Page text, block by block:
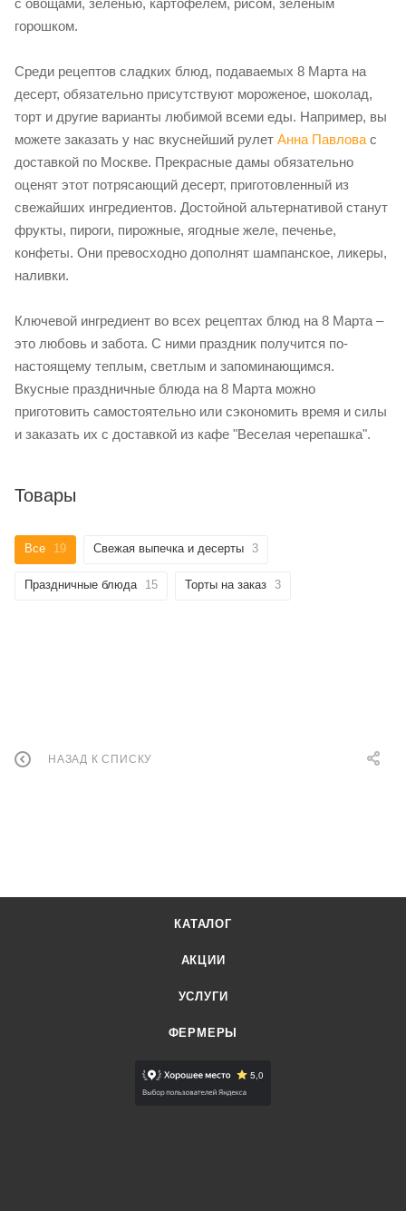
с овощами, зеленью, картофелем, рисом, зеленым
горошком.
Среди рецептов сладких блюд, подаваемых 8 Марта на
десерт, обязательно присутствуют мороженое, шоколад,
торт и другие варианты любимой всеми еды. Например, вы
можете заказать у нас вкуснейший рулет Анна Павлова с
доставкой по Москве. Прекрасные дамы обязательно
оценят этот потрясающий десерт, приготовленный из
свежайших ингредиентов. Достойной альтернативой станут
фрукты, пироги, пирожные, ягодные желе, печенье,
конфеты. Они превосходно дополнят шампанское, ликеры,
наливки.
Ключевой ингредиент во всех рецептах блюд на 8 Марта –
это любовь и забота. С ними праздник получится по-
настоящему теплым, светлым и запоминающимся.
Вкусные праздничные блюда на 8 Марта можно
приготовить самостоятельно или сэкономить время и силы
и заказать их с доставкой из кафе "Веселая черепашка".
Товары
Все 19 Свежая выпечка и десерты 3
Праздничные блюда 15 Торты на заказ 3
НАЗАД К СПИСКУ
КАТАЛОГ
АКЦИИ
УСЛУГИ
ФЕРМЕРЫ